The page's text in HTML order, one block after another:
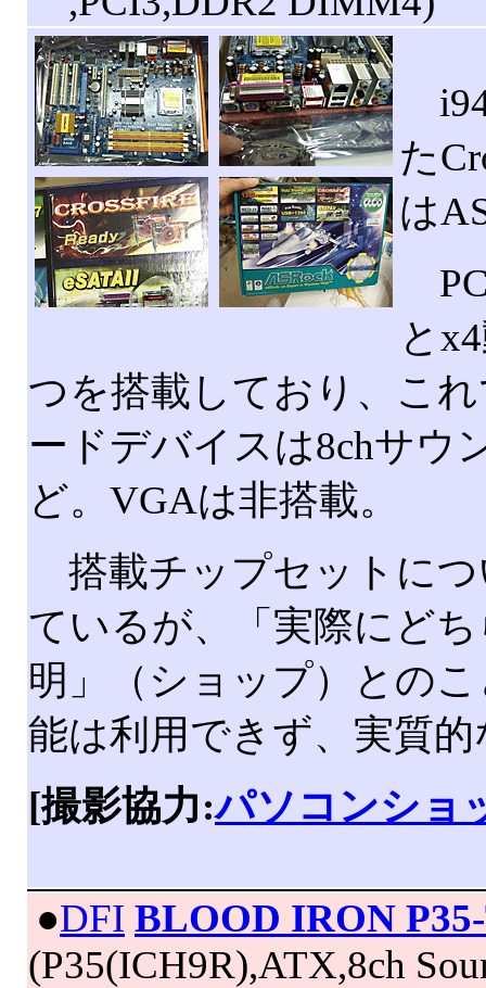
た
は
と
つを搭載しており、こ
ードデバイスは8chサウ
ど。VGAは非搭載。
搭載チップセットにつ
ているが、「実際にど
明」（ショップ）との
能は利用できず、実質
[撮影協力:パソコンショ
●DFI BLOOD IRON
(P35(ICH9R),ATX,8ch